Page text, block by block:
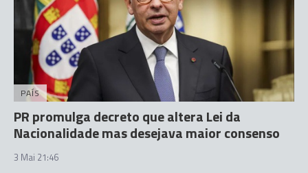
PAÍS
PR promulga decreto que altera Lei da
Nacionalidade mas desejava maior consenso
3 Mai 21:46